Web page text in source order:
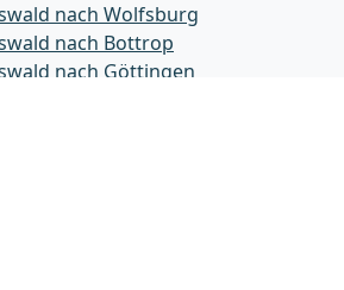
nach Wolfsburg
nach Bottrop
nach Göttingen